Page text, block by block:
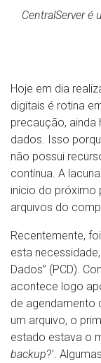
CentralServer é
Hoje em dia
digitais é rotina
precaução,
dados. Isso
não possui
contínua. A
início do próximo
arquivos do
Recentemente,
esta
Dados” (PCD).
acontece logo
de agendamento
um arquivo, o
estado estava o
backup?’.